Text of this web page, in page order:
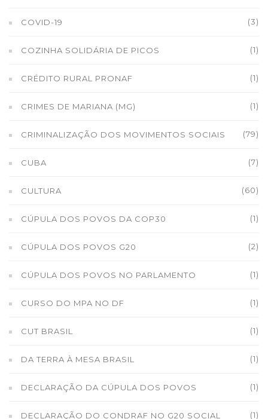
COVID-19 (3)
COZINHA SOLIDÁRIA DE PICOS (1)
CRÉDITO RURAL PRONAF (1)
CRIMES DE MARIANA (MG) (1)
CRIMINALIZAÇÃO DOS MOVIMENTOS SOCIAIS (79)
CUBA (7)
CULTURA (60)
CÚPULA DOS POVOS DA COP30 (1)
CÚPULA DOS POVOS G20 (2)
CÚPULA DOS POVOS NO PARLAMENTO (1)
CURSO DO MPA NO DF (1)
CUT BRASIL (1)
DA TERRA À MESA BRASIL (1)
DECLARAÇÃO DA CÚPULA DOS POVOS (1)
DECLARAÇÃO DO CONDRAF NO G20 SOCIAL (1)